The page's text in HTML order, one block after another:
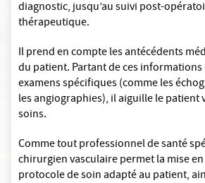
diagnostic, jusqu’au suivi post-
thérapeutique.
Il prend en compte les antécédents
du patient. Partant de ces informations
examens spécifiques (comme les
les angiographies), il aiguille le patient
soins.
Comme tout professionnel de santé
chirurgien vasculaire permet la mise en
protocole de soin adapté au patient,